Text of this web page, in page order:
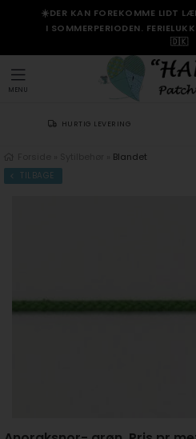
☀️DER KAN FOREKOMME LIDT
I SOMMERPERIODEN.
🇩🇰
MENU
HURTIG LEVERING
Blandet
TILBAGE